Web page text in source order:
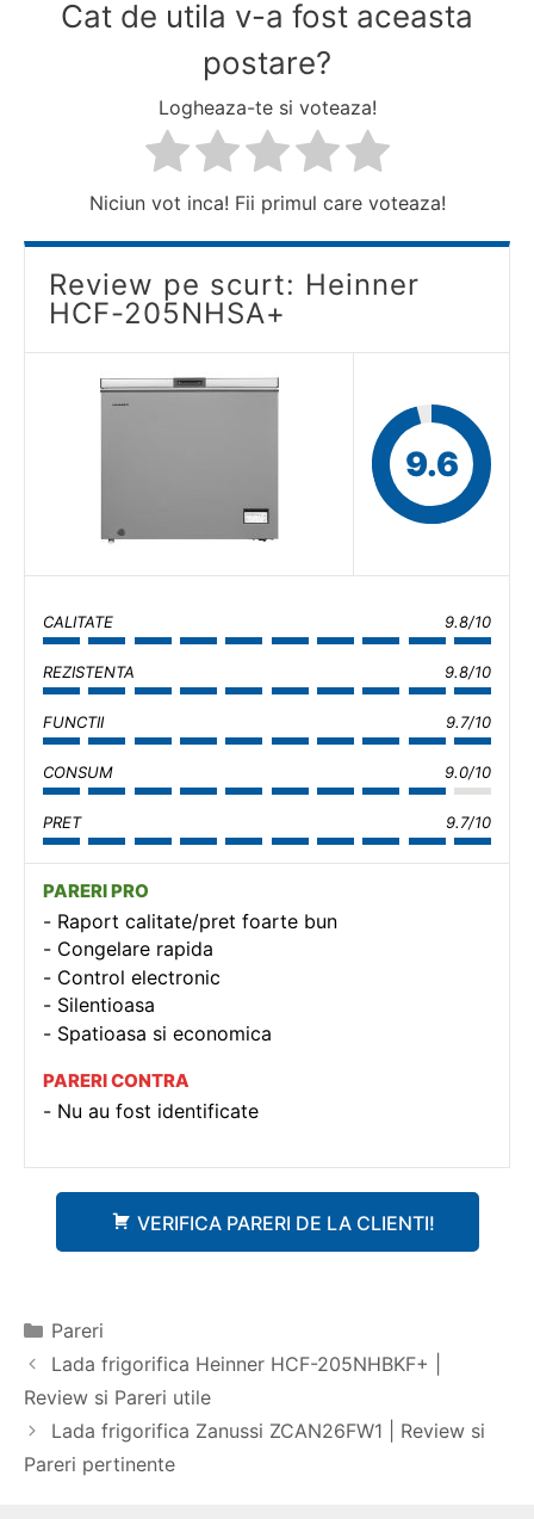
Cat de utila v-a fost aceasta
postare?
Logheaza-te si voteaza!
Niciun vot inca! Fii primul care voteaza!
Review pe scurt: Heinner
HCF-205NHSA+
9.6
CALITATE 9.8/10
REZISTENTA 9.8/10
FUNCTII 9.7/10
CONSUM 9.0/10
PRET 9.7/10
PARERI PRO
Raport calitate/pret foarte bun
Congelare rapida
Control electronic
Silentioasa
Spatioasa si economica
PARERI CONTRA
Nu au fost identificate
VERIFICA PARERI DE LA CLIENTI!
Categorii
Pareri
Navigare
în
Lada frigorifica Heinner HCF-205NHBKF+ |
Review si Pareri utile
Lada frigorifica Zanussi ZCAN26FW1 | Review si
Pareri pertinente